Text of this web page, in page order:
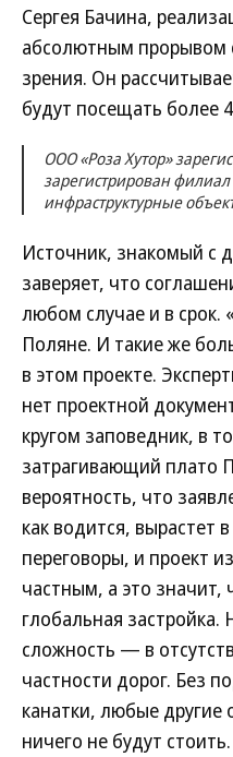
Сергея Бачина,
абсолютным прорывом
зрения. Он
будут посещать более
ООО «Роза Хутор»
зарегистрирован
инфраструктурные
Источник, знакомый с
заверяет, что
любом случае и в срок.
Поляне. И такие же
в этом проекте.
нет проектной
кругом заповедник, в
затрагивающий плато
вероятность, что
как водится, вырастет
переговоры, и проект
частным, а это значит,
глобальная
сложность — в
частности дорог. Без
канатки, любые другие
ничего не будут